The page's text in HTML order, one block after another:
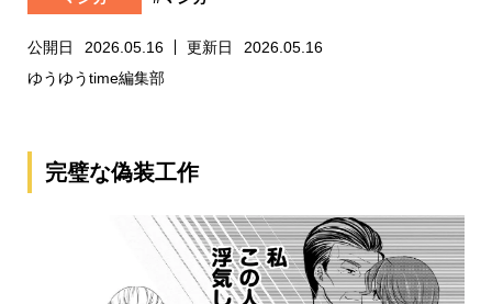
公開日 2026.05.16 更新日
2026.05.16
ゆうゆうtime編集部
完璧な偽装工作